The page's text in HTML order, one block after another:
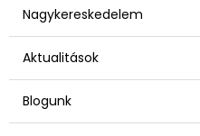
Nagykereskedelem
Aktualitások
Blogunk